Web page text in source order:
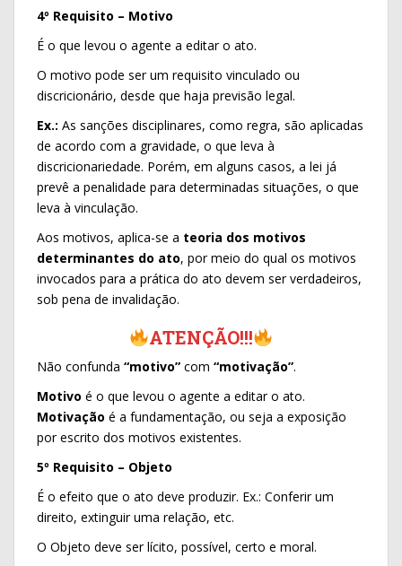
4º Requisito – Motivo
É o que levou o agente a editar o ato.
O motivo pode ser um requisito vinculado ou
discricionário, desde que haja previsão legal.
Ex.: As sanções disciplinares, como regra, são aplicadas
de acordo com a gravidade, o que leva à
discricionariedade. Porém, em alguns casos, a lei já
prevê a penalidade para determinadas situações, o que
leva à vinculação.
Aos motivos, aplica-se a teoria dos motivos
determinantes do ato, por meio do qual os motivos
invocados para a prática do ato devem ser verdadeiros,
sob pena de invalidação.
ATENÇÃO!!!
Não confunda “motivo” com “motivação”.
Motivo é o que levou o agente a editar o ato.
Motivação é a fundamentação, ou seja a exposição
por escrito dos motivos existentes.
5º Requisito – Objeto
É o efeito que o ato deve produzir. Ex.: Conferir um
direito, extinguir uma relação, etc.
O Objeto deve ser lícito, possível, certo e moral.